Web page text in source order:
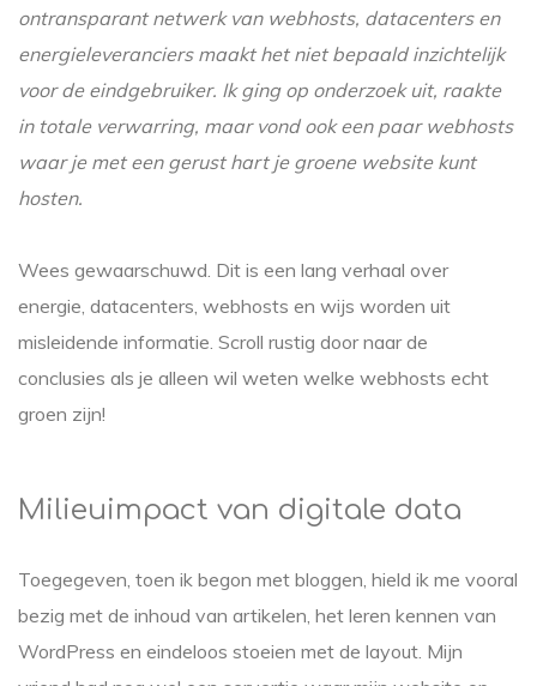
ontransparant netwerk van webhosts, datacenters en
energieleveranciers maakt het niet bepaald inzichtelijk
voor de eindgebruiker. Ik ging op onderzoek uit, raakte
in totale verwarring, maar vond ook een paar webhosts
waar je met een gerust hart je groene website kunt
hosten.
Wees gewaarschuwd. Dit is een lang verhaal over
energie, datacenters, webhosts en wijs worden uit
misleidende informatie. Scroll rustig door naar de
conclusies als je alleen wil weten welke webhosts echt
groen zijn!
Milieuimpact van digitale data
Toegegeven, toen ik begon met bloggen, hield ik me vooral
bezig met de inhoud van artikelen, het leren kennen van
WordPress en eindeloos stoeien met de layout. Mijn